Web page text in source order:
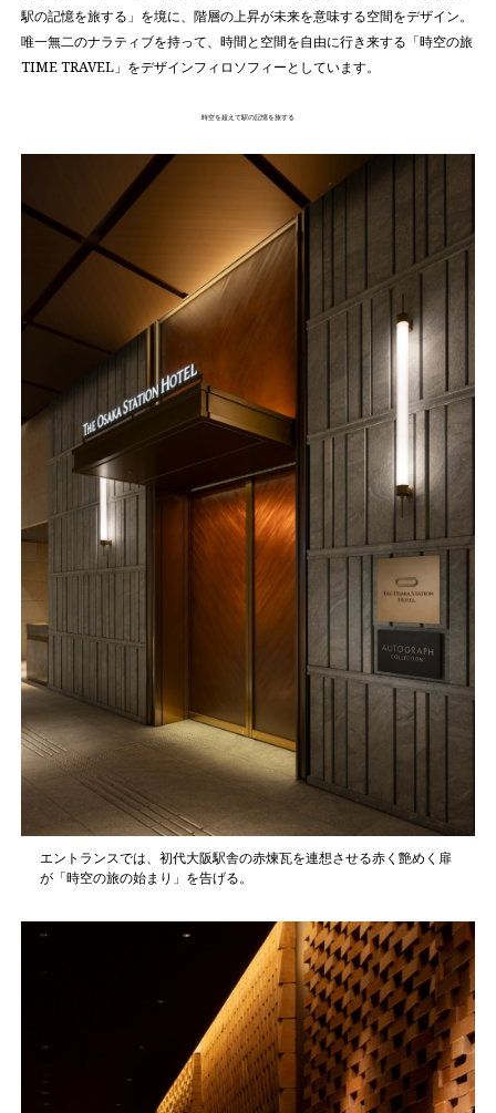
駅の記憶を旅する」を境に、階層の上昇が未来を意味する空間をデザイン。
唯一無二のナラティブを持って、時間と空間を自由に行き来する「時空の旅
TIME TRAVEL」をデザインフィロソフィーとしています。
時空を超えて駅の記憶を旅する
エントランスでは、初代大阪駅舎の赤煉瓦を連想させる赤く艶めく扉
が「時空の旅の始まり」を告げる。